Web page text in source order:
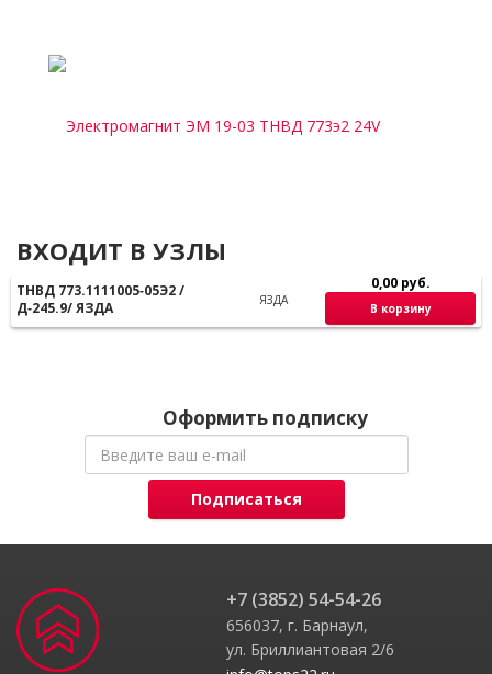
ВХОДИТ В УЗЛЫ
ТНВД 773.1111005‑05Э2 /
Д‑245.9/ ЯЗДА
ЯЗДА
0,00 руб.
В корзину
Оформить подписку
Подписаться
+7 (3852) 54-54-26
656037, г. Барнаул,
ул. Бриллиантовая 2/6